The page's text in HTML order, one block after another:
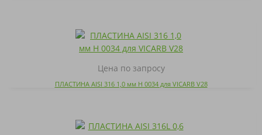
Цена по запросу
ПЛАСТИНА AISI 316 1,0 мм H 0034 для VICARB V28